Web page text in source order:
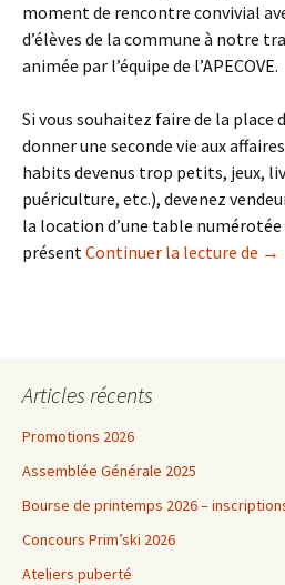
moment de rencontre convivial
d’élèves de la commune à notre
animée par l’équipe de l’APECOVE.
Si vous souhaitez faire de la place
donner une seconde vie aux
habits devenus trop petits, jeux,
puériculture, etc.), devenez
la location d’une table
présentContinuer la lecture de →
Articles récents
Promotions 2026
Assemblée Générale 2025
Bourse de printemps 2026 –
Concours Prim’ski 2026
Ateliers puberté